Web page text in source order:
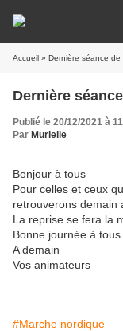
Accueil » Dernière séance de
Dernière
Publié le 20/12/2021 à
Par Murielle
Bonjour à tous
Pour celles et ceux
retrouverons demain
La reprise se fera la
Bonne journée à tous
A demain
Vos animateurs
#Marche nordique